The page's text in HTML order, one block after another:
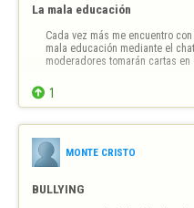
La mala educación
Cada vez más me encuentro
mala educación mediante el
moderadores tomarán cartas
 1
MONTE CRISTO
BULLYING